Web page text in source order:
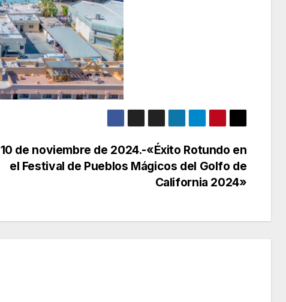
10 de noviembre de 2024.-«Éxito Rotundo en
el Festival de Pueblos Mágicos del Golfo de
California 2024»